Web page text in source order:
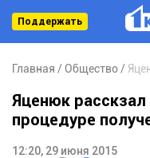
Поддержать
Главная Общество
Яценюк
процедуре
12:20, 29 июня 2015